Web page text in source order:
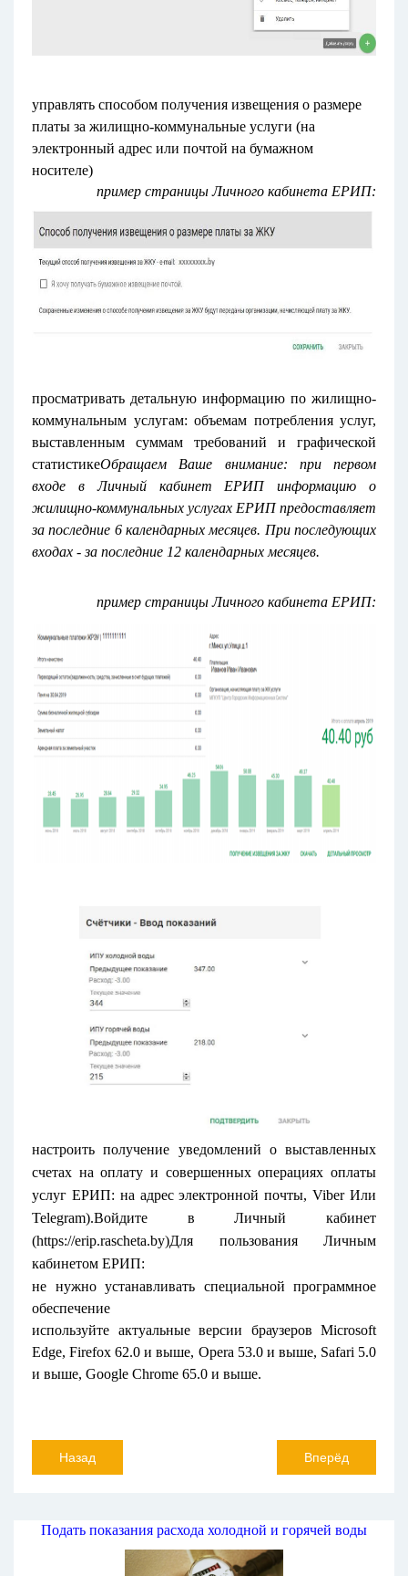
управлять способом получения извещения о размере
платы за жилищно-коммунальные услуги (на
электронный адрес или почтой на бумажном
носителе)
пример страницы Личного кабинета ЕРИП:
просматривать детальную информацию по жилищно-
коммунальным услугам: объемам потребления услуг,
выставленным суммам требований и графической
статистикеОбращаем Ваше внимание: при первом
входе в Личный кабинет ЕРИП информацию о
жилищно-коммунальных услугах ЕРИП предоставляет
за последние 6 календарных месяцев. При последующих
входах - за последние 12 календарных месяцев.
пример страницы Личного кабинета ЕРИП:
настроить получение уведомлений о выставленных
счетах на оплату и совершенных операциях оплаты
услуг ЕРИП: на адрес электронной почты, Viber Или
Telegram).Войдите вЛичный кабинет
(https://erip.rascheta.by)Для пользования Личным
кабинетом ЕРИП:
не нужно устанавливать специальной программное
обеспечение
используйте актуальные версии браузеров Microsoft
Edge, Firefox 62.0 и выше, Opera 53.0 и выше, Safari 5.0
и выше, Google Chrome 65.0 и выше.
Назад Вперёд
Подать показания расхода холодной и горячей воды